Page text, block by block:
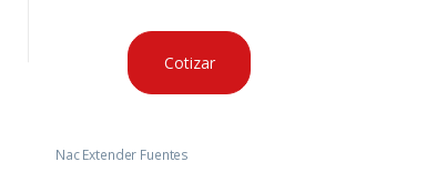
Cotizar
Nac Extender Fuentes